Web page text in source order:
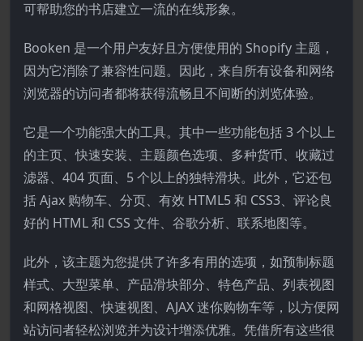
可帮助您的书店建立一流的在线形象。
Booken 是一个用户友好且方便使用的 Shopify 主题，
因为它消除了兼容性问题。因此，来自所有设备和网络
浏览器的访问者都将获得流畅且不间断的浏览体验。
它是一个功能强大的工具。其中一些功能包括 3 个以上
的主页、快速安装、主题颜色选项、多种货币、收藏过
滤器、404 页面、5 个以上的独特滑块。此外，它还包
括 Ajax 购物车、分页、有效 HTML5 和 CSS3、评论良
好的 HTML 和 CSS 文件、谷歌分析、联系地图等。
此外，该主题为您提供了许多有用的选项，如预制标题
样式、大型菜单、产品滑块部分、特色产品、列表视图
和网格视图、快速视图、AJAX 迷你购物车等，以方便网
站访问者轻松浏览并为设计增添优雅。凭借所有这些很